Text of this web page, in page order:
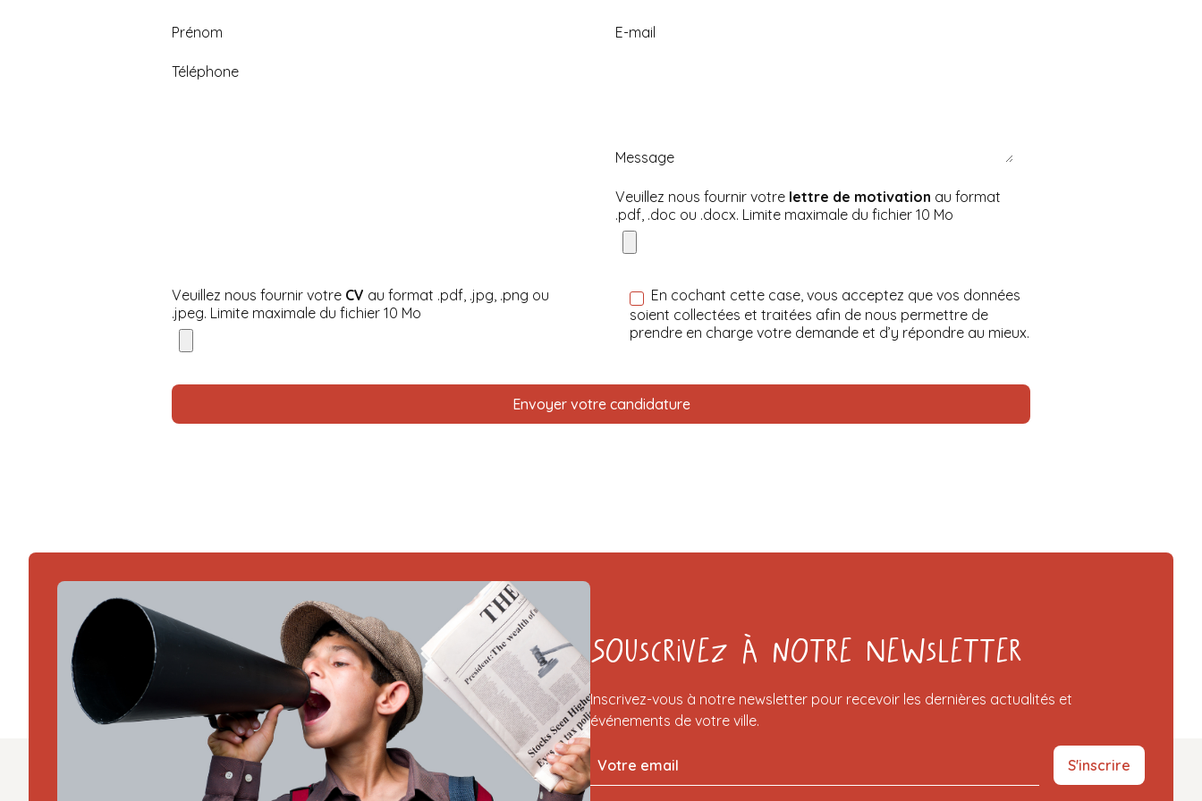
Prénom E-mail
Téléphone
Message
Veuillez nous fournir votre lettre de motivation au format
.pdf, .doc ou .docx. Limite maximale du fichier 10 Mo
Veuillez nous fournir votre CV au format .pdf, .jpg, .png ou
.jpeg. Limite maximale du fichier 10 Mo
En cochant cette case, vous acceptez que vos données
soient collectées et traitées afin de nous permettre de
prendre en charge votre demande et d’y répondre au mieux.
Souscrivez à notre Newsletter
Inscrivez-vous à notre newsletter pour recevoir les dernières actualités et
événements de votre ville.
S'inscrire